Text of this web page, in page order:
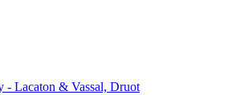
- Lacaton & Vassal, Druot